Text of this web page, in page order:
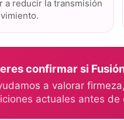
a reducir la transmisión
confirmar si
a valorar
actuales antes de